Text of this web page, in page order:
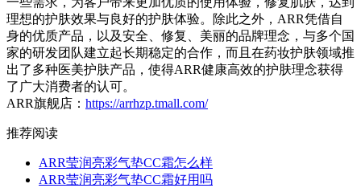
理想的护肤效果与良好的护肤体验。除此之外，ARR凭借自
身的优质产品，以及安全、修复、美丽的品牌理念，与多个国
家的研发团队建立起长期稳定的合作，而且在药妆护肤领域推
出了多种医美护肤产品，使得ARR健康高效的护肤理念获得
了广大消费者的认可。
ARR旗舰店： https://arrhzp.tmall.com/
推荐阅读
ARR莹润亮彩气垫CC霜怎么样
ARR莹润亮彩气垫CC霜好用吗